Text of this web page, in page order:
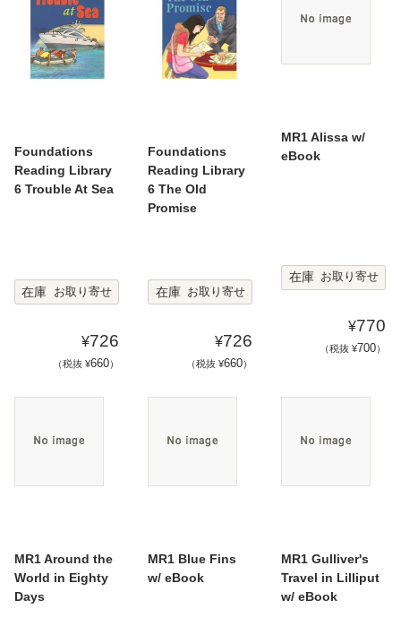
Foundations
Reading Library
6 Trouble At Sea
在庫 お取り寄せ
¥726
（税抜 ¥660）
Foundations
Reading Library
6 The Old
Promise
在庫 お取り寄せ
¥726
（税抜 ¥660）
MR1 Alissa w/
eBook
在庫 お取り寄せ
¥770
（税抜 ¥700）
MR1 Around the
World in Eighty
Days
MR1 Blue Fins
w/ eBook
MR1 Gulliver's
Travel in Lilliput
w/ eBook